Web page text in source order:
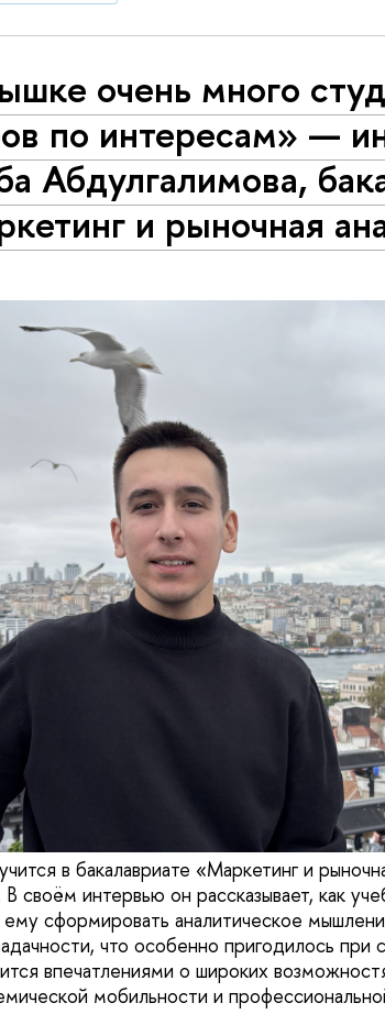
очень много
по интересам» —
Абдулгалимова,
и рыночная
в бакалавриате «Маркетинг и
интервью он рассказывает, как
сформировать аналитическое
что особенно пригодилось
впечатлениями о широких
мобильности и